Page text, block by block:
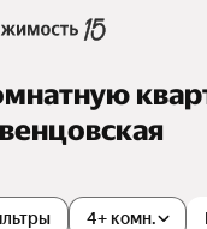
4+ комн.